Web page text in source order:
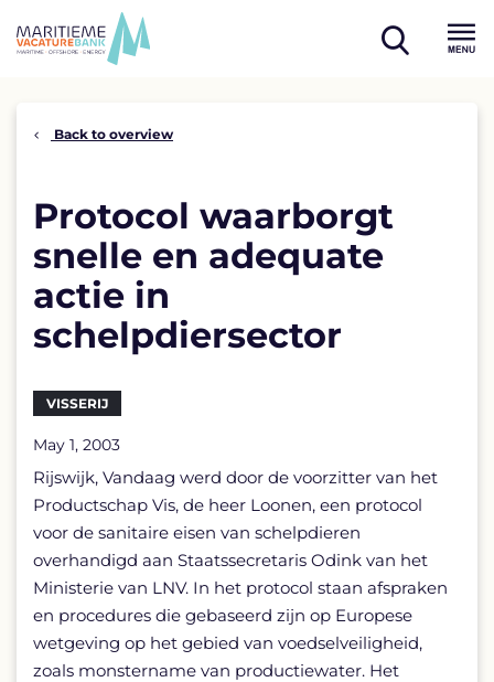
open
Back to overview
Protocol waarborgt
snelle en adequate
actie in
schelpdiersector
VISSERIJ
May 1, 2003
Rijswijk, Vandaag werd door de voorzitter van het
Productschap Vis, de heer Loonen, een protocol
voor de sanitaire eisen van schelpdieren
overhandigd aan Staatssecretaris Odink van het
Ministerie van LNV. In het protocol staan afspraken
en procedures die gebaseerd zijn op Europese
wetgeving op het gebied van voedselveiligheid,
zoals monstername van productiewater. Het